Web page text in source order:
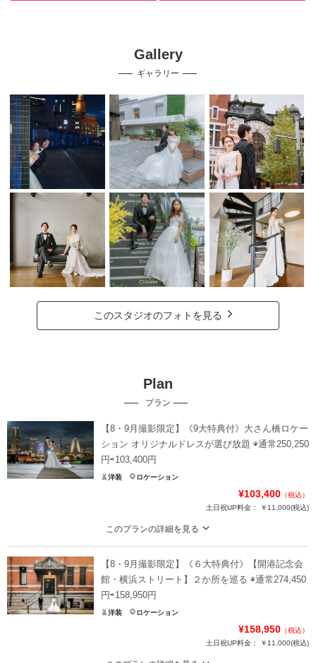
Gallery
ギャラリー
このスタジオのフォトを見る
Plan
プラン
【8・9月撮影限定】《9大特典付》大さん橋ロケー
ション オリジナルドレスが選び放題 ◉通常250,250
円⇨103,400円
洋装 ロケーション
¥103,400 （税込）
土日祝UP料金：
￥11,000(税込)
このプランの詳細を見る
刻一刻と表情を変える空のグラデーション。美しい夕景や夜景など、大さん橋
でお好みの時間帯をセレクトできます。 ◆カット数：160
【特典】①ウェルカムボード半額 ②ハイクオリティレタッチ希望枚数半額 ③2
着目オリジナルドレス半額 ④ヘアメイクチェンジ半額 ⑤アルバム半額⑥追加カ
ット数半額 ⑦撮影延長料半額 ⑧ハイクオリティレタッチ10枚 ⑨リフレクショ
【8・9月撮影限定】《６大特典付》【開港記念会
館・横浜ストリート】２か所を巡る ◉通常274,450
円⇨158,950円
洋装 ロケーション
¥158,950 （税込）
土日祝UP料金：
￥11,000(税込)